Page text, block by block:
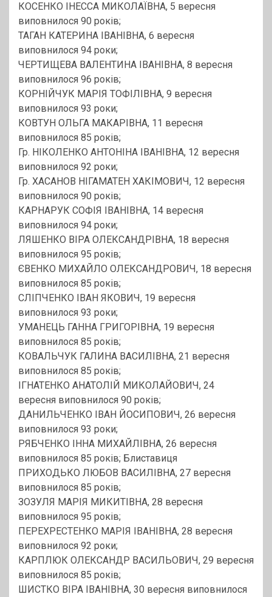
КОСЕНКО ІНЕССА МИКОЛАЇВНА, 5 вересня
виповнилося 90 років;
ТАГАН КАТЕРИНА ІВАНІВНА, 6 вересня
виповнилося 94 роки;
ЧЕРТИЩЕВА ВАЛЕНТИНА ІВАНІВНА, 8 вересня
виповнилося 96 років;
КОРНІЙЧУК МАРІЯ ТОФІЛІВНА, 9 вересня
виповнилося 93 роки;
КОВТУН ОЛЬГА МАКАРІВНА, 11 вересня
виповнилося 85 років;
Гр. НІКОЛЕНКО АНТОНІНА ІВАНІВНА, 12 вересня
виповнилося 92 роки;
Гр. ХАСАНОВ НІГАМАТЕН ХАКІМОВИЧ, 12 вересня
виповнилося 90 років;
КАРНАРУК СОФІЯ ІВАНІВНА, 14 вересня
виповнилося 94 роки;
ЛЯШЕНКО ВІРА ОЛЕКСАНДРІВНА, 18 вересня
виповнилося 95 років;
ЄВЕНКО МИХАЙЛО ОЛЕКСАНДРОВИЧ, 18 вересня
виповнилося 85 років;
СЛІПЧЕНКО ІВАН ЯКОВИЧ, 19 вересня
виповнилося 93 роки;
УМАНЕЦЬ ГАННА ГРИГОРІВНА, 19 вересня
виповнилося 85 років;
КОВАЛЬЧУК ГАЛИНА ВАСИЛІВНА, 21 вересня
виповнилося 85 років;
ІГНАТЕНКО АНАТОЛІЙ МИКОЛАЙОВИЧ, 24
вересня виповнилося 90 років;
ДАНИЛЬЧЕНКО ІВАН ЙОСИПОВИЧ, 26 вересня
виповнилося 93 роки;
РЯБЧЕНКО ІННА МИХАЙЛІВНА, 26 вересня
виповнилося 85 років; Блиставиця
ПРИХОДЬКО ЛЮБОВ ВАСИЛІВНА, 27 вересня
виповнилося 85 років;
ЗОЗУЛЯ МАРІЯ МИКИТІВНА, 28 вересня
виповнилося 95 років;
ПЕРЕХРЕСТЕНКО МАРІЯ ІВАНІВНА, 28 вересня
виповнилося 92 роки;
КАРПЛЮК ОЛЕКСАНДР ВАСИЛЬОВИЧ, 29 вересня
виповнилося 85 років;
ШИСТКО ВІРА ІВАНІВНА, 30 вересня виповнилося